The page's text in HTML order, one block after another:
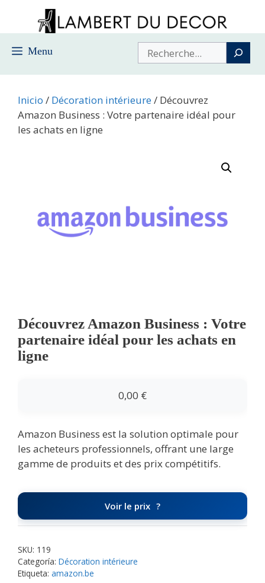
contenido
Menu Buscar
Inicio / Décoration intérieure/ Découvrez
Amazon Business : Votre partenaire idéal pour
les achats en ligne
Découvrez Amazon Business : Votre
partenaire idéal pour les achats en
ligne
0,00 €
Amazon Business est la solution optimale pour
les acheteurs professionnels, offrant une large
gamme de produits et des prix compétitifs.
Voir le prix
SKU: 119
Categoría: Décoration intérieure
Etiqueta: amazon.be